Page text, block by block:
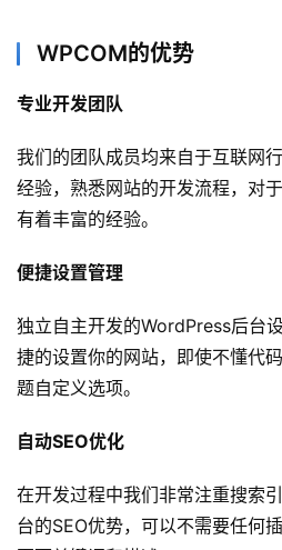
云
生
监
志
管
理
C
/
C
WPCOM的优势
专业开发团队
我们的团队成员均来自于互联网
经验，熟悉网站的开发流程，对
有着丰富的经验。
便捷设置管理
独立自主开发的WordPress后台
捷的设置你的网站，即使不懂代
题自定义选项。
自动SEO优化
在开发过程中我们非常注重搜索
台的SEO优势，可以不需要任何